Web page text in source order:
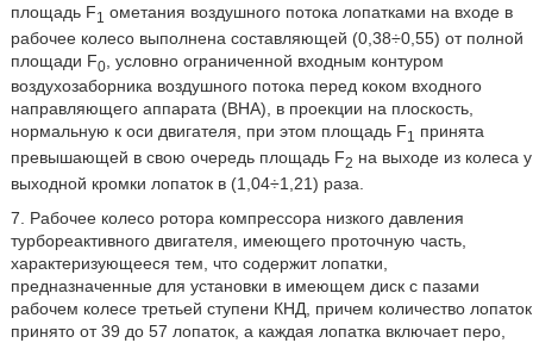
площадь F1 ометания воздушного потока лопатками на входе в
рабочее колесо выполнена составляющей (0,38÷0,55) от полной
площади F0, условно ограниченной входным контуром
воздухозаборника воздушного потока перед коком входного
направляющего аппарата (ВНА), в проекции на плоскость,
нормальную к оси двигателя, при этом площадь F1
принята
превышающей в свою очередь площадь F2 на выходе из колеса у
выходной кромки лопаток в (1,04÷1,21) раза.
7. Рабочее колесо ротора компрессора низкого давления
турбореактивного двигателя, имеющего проточную часть,
характеризующееся тем, что содержит лопатки,
предназначенные для установки в имеющем диск с пазами
рабочем колесе третьей ступени КНД, причем количество лопаток
принято от 39 до 57 лопаток, а каждая лопатка включает перо,